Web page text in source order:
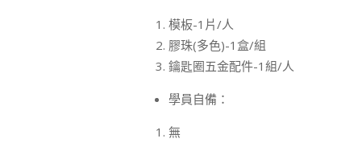
模板-1片/人
膠珠(多色)-1盒/組
鑰匙圈五金配件-1組/人
學員自備：
無